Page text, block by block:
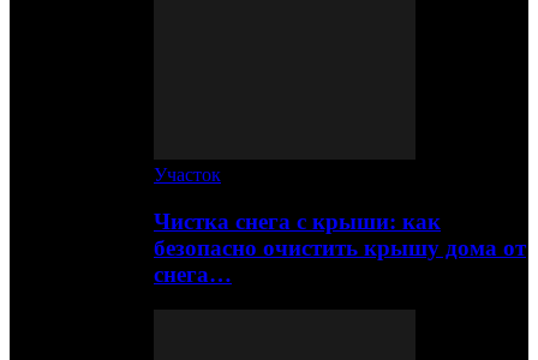
Участок
Чистка снега с крыши: как
безопасно очистить крышу дома от
снега…